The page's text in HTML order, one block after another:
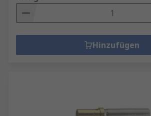
Hinzufügen